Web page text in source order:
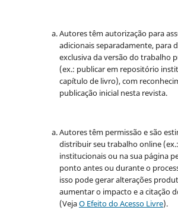
Autores têm autorização para
adicionais separadamente, para
exclusiva da versão do trabalho
(ex.: publicar em repositório
capítulo de livro), com
publicação inicial nesta revista.
Autores têm permissão e são
distribuir seu trabalho online
institucionais ou na sua página
ponto antes ou durante o
isso pode gerar alterações
aumentar o impacto e a citação
(VejaO Efeito do Acesso Livre).